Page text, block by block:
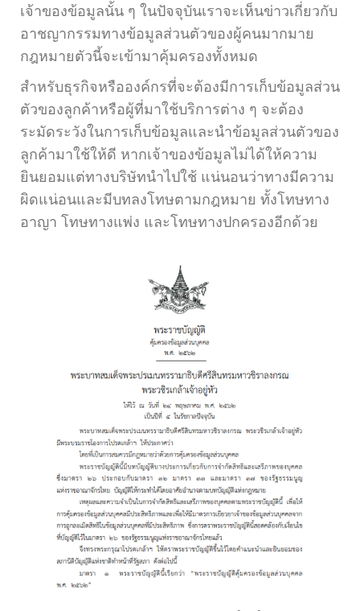
เจ้าของข้อมูลนั้น ๆ ในปัจจุบันเราจะเห็นข่าวเกี่ยวกับ
อาชญากรรมทางข้อมูลส่วนตัวของผู้คนมากมาย
กฎหมายตัวนี้จะเข้ามาคุ้มครองทั้งหมด
สำหรับธุรกิจหรือองค์กรที่จะต้องมีการเก็บข้อมูลส่วน
ตัวของลูกค้าหรือผู้ที่มาใช้บริการต่าง ๆ จะต้อง
ระมัดระวังในการเก็บข้อมูลและนำข้อมูลส่วนตัวของ
ลูกค้ามาใช้ให้ดี หากเจ้าของข้อมูลไม่ได้ให้ความ
ยินยอมแต่ทางบริษัทนำไปใช้ แน่นอนว่าทางมีความ
ผิดแน่อนและมีบทลงโทษตามกฎหมาย ทั้งโทษทาง
อาญา โทษทางแพ่ง และโทษทางปกครองอีกด้วย